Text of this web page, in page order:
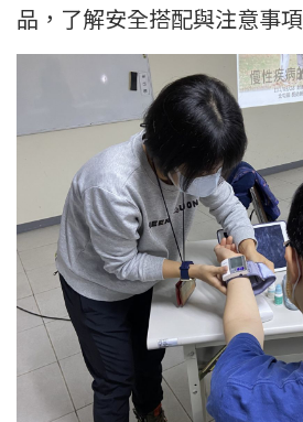
品，了解安全搭配與注意事項